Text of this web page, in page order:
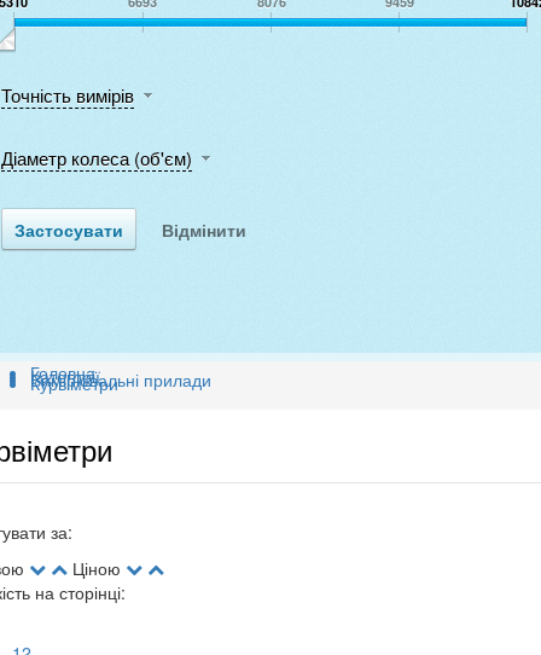
Точність вимірів
Діаметр колеса (об'єм)
Головна
Категорії
Вимірювальні прилади
Курвіметри
за:
Ціною
на сторінці: